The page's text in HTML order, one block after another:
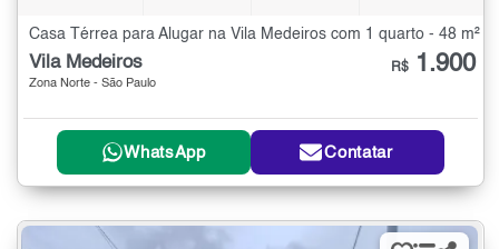
Casa Térrea para Alugar na Vila Medeiros com 1 quarto - 48 m²
Vila Medeiros
Zona Norte - São Paulo
R$ 1.900
WhatsApp Contatar